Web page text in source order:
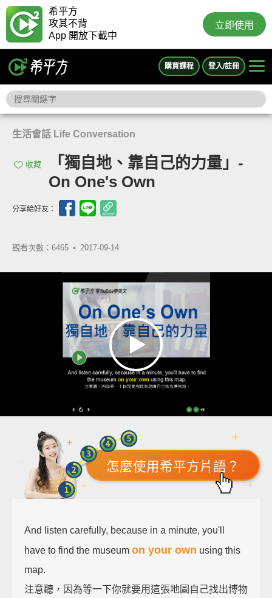
希平方
攻其不背
App 開放下載中
立即使用
購買課程 登入/註冊
生活會話 Life Conversation
收藏
「獨自地、靠自己的力量」-
On One's Own
分享給好友：
觀看次數：6465 • 2017-09-14
怎麼使用希平方片語？
And listen carefully, because in a minute, you'll
have to find the museum on your own using this
map.
注意聽，因為等一下你就要用這張地圖自己找出博物